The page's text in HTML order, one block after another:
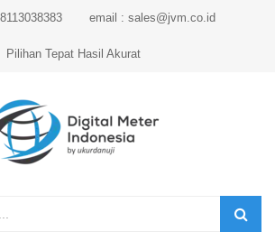
email : sales@jvm.co.id
Pilihan Tepat Hasil Akurat